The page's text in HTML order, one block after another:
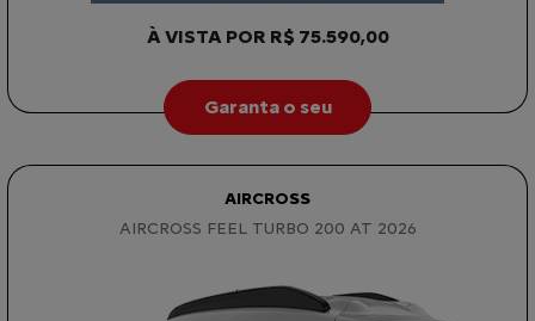
À VISTA POR R$ 75.590,00
Garanta o seu
AIRCROSS
AIRCROSS FEEL TURBO 200 AT 2026